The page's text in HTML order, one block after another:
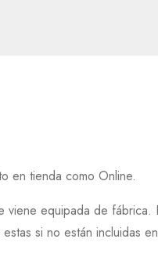
en tienda como Online.
equipada de
si no están incluidas